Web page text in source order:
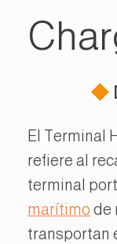
El Terminal
refiere al
terminal
marítimo de
transportan